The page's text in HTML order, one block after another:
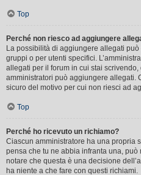
Top
Perché non riesco ad aggiungere
La possibilità di aggiungere allegati
gruppi o per utenti specifici.
allegati per il forum in cui stai
amministratori può aggiungere allegati.
sicuro del motivo per cui non riesci ad
Top
Perché ho ricevuto un richiamo?
Ciascun amministratore ha una propria
pensa che tu ne abbia infranta una,
notare che questa è una decisione
ha niente a che fare con questi richiami.